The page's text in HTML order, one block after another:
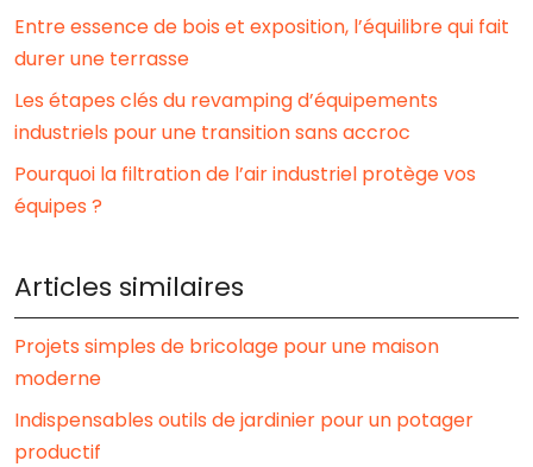
Entre essence de bois et exposition, l’équilibre qui fait
durer une terrasse
Les étapes clés du revamping d’équipements
industriels pour une transition sans accroc
Pourquoi la filtration de l’air industriel protège vos
équipes ?
Articles similaires
Projets simples de bricolage pour une maison
moderne
Indispensables outils de jardinier pour un potager
productif